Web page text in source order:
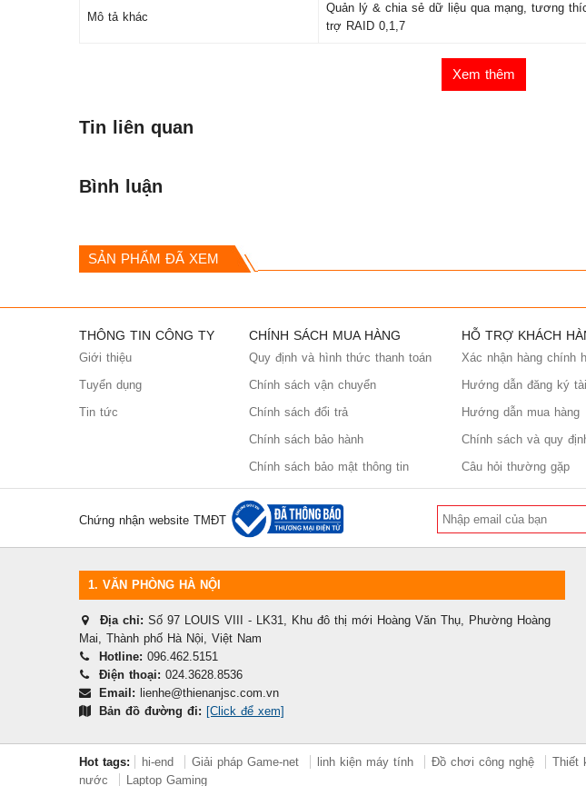
Mô tả khác
Quản lý & chia sẻ dữ liệu qua mạng, tương
trợ RAID 0,1,7
Xem thêm
Tin liên quan
Bình luận
SẢN PHẨM ĐÃ XEM
THÔNG TIN CÔNG TY
Giới thiệu
Tuyển dụng
Tin tức
CHÍNH SÁCH MUA HÀNG
Quy định và hình thức thanh toán
Chính sách vận chuyển
Chính sách đổi trả
Chính sách bảo hành
Chính sách bảo mật thông tin
HỖ TRỢ KHÁCH
Xác nhận hàng chính
Hướng dẫn đăng ký
Hướng dẫn mua hàng
Chính sách và quy
Câu hỏi thường gặp
Chứng nhận website TMĐT
1. VĂN PHÒNG HÀ NỘI
Địa chỉ: Số 97 LOUIS VIII - LK31, Khu đô thị mới Hoàng Văn Thụ, Phường Hoàng
Mai, Thành phố Hà Nội, Việt Nam
Hotline: 096.462.5151
Điện thoại: 024.3628.8536
Email: lienhe@thienanjsc.com.vn
Bản đồ đường đi: [Click để xem]
Hot tags: hi-end Giải pháp Game-net linh kiện máy tính Đồ chơi công nghệ Thiết
nước
Laptop Gaming